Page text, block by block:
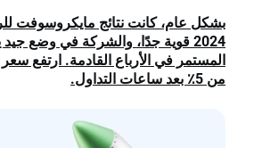
بشكل عام، كانت نتائج مايكروسوفت
2024 قوية جدًا، والشركة في وضع
المستمر في الأرباع القادمة. ارتفع
من 5٪ بعد ساعات التداول.